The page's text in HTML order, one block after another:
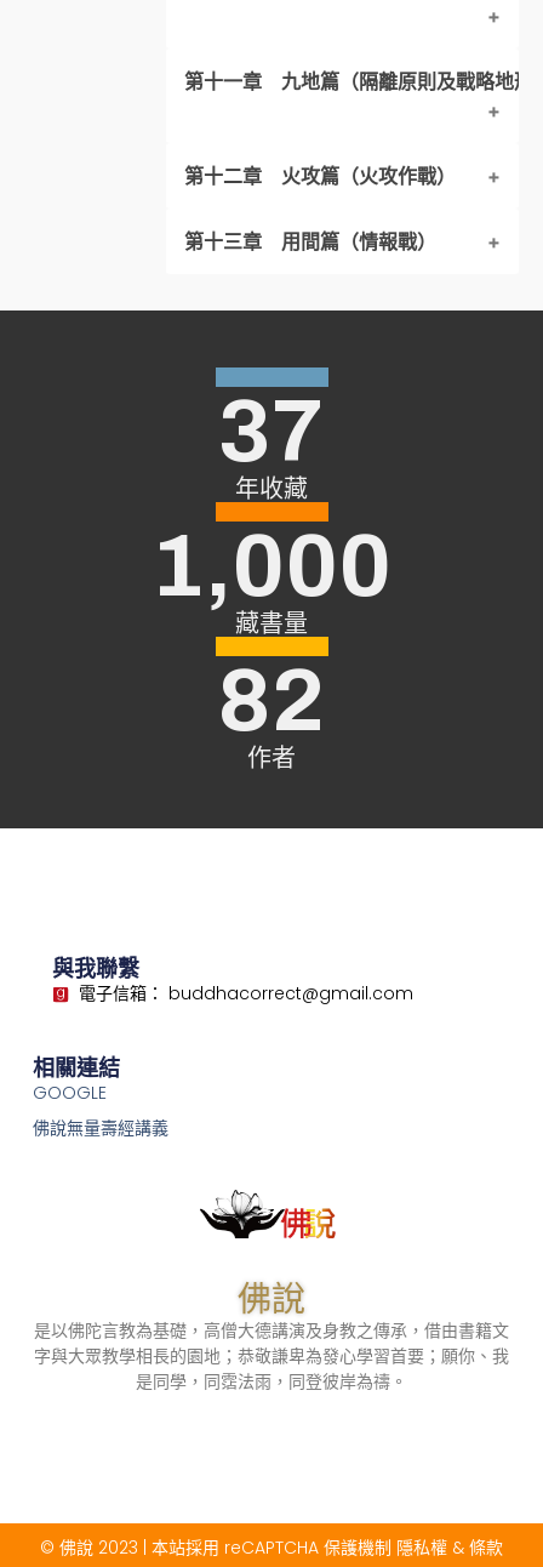
原文注釋 – １２
一、原文．結構分析
第十一章 九地篇（隔離原則及戰略地
一、原文．結構分析
三、全篇大意
第十二章 火攻篇（火攻作戰）
一、原文．結構分析
三、全篇大意
第十三章 用間篇（情報戰）
一、原文．結構分析
三、全篇大意
年收藏
37
藏書量
1,000
作者
82
佛說
是以佛陀言教為基礎，高僧大德講演及身教之傳承，借由書籍文
字與大眾教學相長的園地；恭敬謙卑為發心學習首要；願你、我
是同學，同霑法雨，同登彼岸為禱。
與我聯繫
電子信箱： buddhacorrect@gmail.com
相關連結
GOOGLE
佛說無量壽經講義
© 佛說 2023 | 本站採用 reCAPTCHA 保護機制 隱私權 & 條款